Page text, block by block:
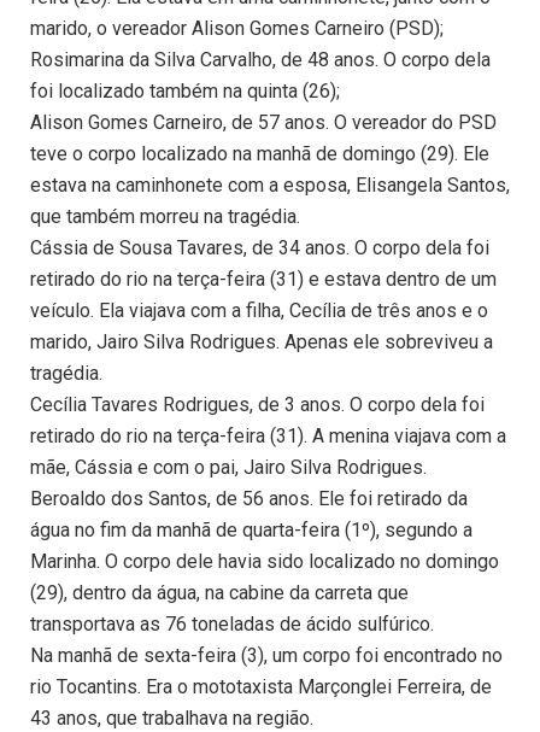
marido, o vereador Alison Gomes Carneiro (PSD);
Rosimarina da Silva Carvalho, de 48 anos. O corpo dela
foi localizado também na quinta (26);
Alison Gomes Carneiro, de 57 anos. O vereador do PSD
teve o corpo localizado na manhã de domingo (29). Ele
estava na caminhonete com a esposa, Elisangela Santos,
que também morreu na tragédia.
Cássia de Sousa Tavares, de 34 anos. O corpo dela foi
retirado do rio na terça-feira (31) e estava dentro de um
veículo. Ela viajava com a filha, Cecília de três anos e o
marido, Jairo Silva Rodrigues. Apenas ele sobreviveu a
tragédia.
Cecília Tavares Rodrigues, de 3 anos. O corpo dela foi
retirado do rio na terça-feira (31). A menina viajava com a
mãe, Cássia e com o pai, Jairo Silva Rodrigues.
Beroaldo dos Santos, de 56 anos. Ele foi retirado da
água no fim da manhã de quarta-feira (1º), segundo a
Marinha. O corpo dele havia sido localizado no domingo
(29), dentro da água, na cabine da carreta que
transportava as 76 toneladas de ácido sulfúrico.
Na manhã de sexta-feira (3), um corpo foi encontrado no
rio Tocantins. Era o mototaxista Marçonglei Ferreira, de
43 anos, que trabalhava na região.